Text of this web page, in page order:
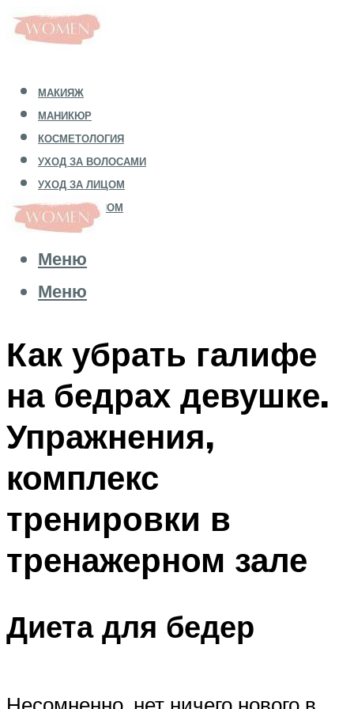
МАКИЯЖ
МАНИКЮР
КОСМЕТОЛОГИЯ
УХОД ЗА ВОЛОСАМИ
УХОД ЗА ЛИЦОМ
УХОД ЗА ТЕЛОМ
Меню
Меню
Как убрать галифе
на бедрах девушке.
Упражнения,
комплекс
тренировки в
тренажерном зале
Диета для бедер